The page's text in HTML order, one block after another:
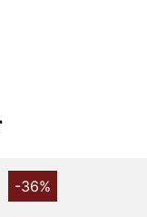
-36%